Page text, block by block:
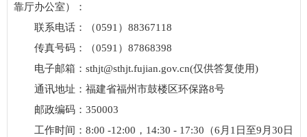
靠厅办公室）：
联系电话：（0591）88367118
传真号码：（0591）87868398
电子邮箱：sthjt@sthjt.fujian.gov.cn(仅供答复使用)
通讯地址：福建省福州市鼓楼区环保路8号
邮政编码：350003
工作时间：8:00 -12:00，14:30 - 17:30（6月1日至9月30日